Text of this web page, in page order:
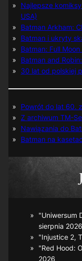
Najlepsze
USA)
Batman Arkham:
Batman i ukryty
Batman: Full Moon
Batman and
30 lat od polskiej
Powrót do lat 60.
Z archiwum TM-
Nawiązania do
Batman na
"Uniwersum
sierpnia 2026
"Injustice 2,
"Red Hood:
2026